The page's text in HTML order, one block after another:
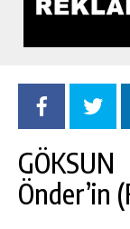
Önder’in